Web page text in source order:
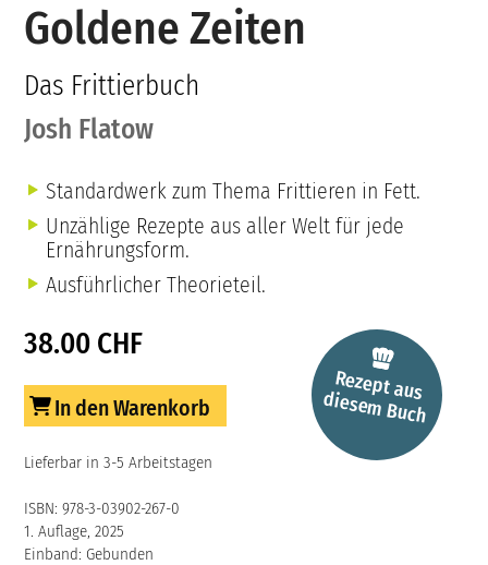
Goldene Zeiten
Das Frittierbuch
Josh Flatow
Standardwerk zum Thema Frittieren in Fett.
Unzählige Rezepte aus aller Welt für jede
Ernährungsform.
Ausführlicher Theorieteil.
Rezept aus
diesem
Buch
38.00 CHF
In den Warenkorb
Lieferbar in 3-5 Arbeitstagen
ISBN: 978-3-03902-267-0
1. Auflage, 2025
Einband: Gebunden